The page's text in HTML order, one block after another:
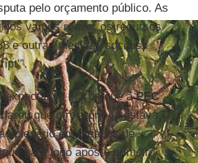
pelo orçamento público. As
vamos reaver os recursos
e outras medidas sociais.
expectativa era de que aPEC
que o relatório já estava
plenário em meados de
para logo após o primeiro